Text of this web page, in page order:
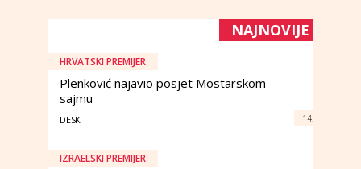
NAJNOVIJE
HRVATSKI PREMIJER
Plenković najavio posjet Mostarskom
sajmu
DESK 14:
IZRAELSKI PREMIJER